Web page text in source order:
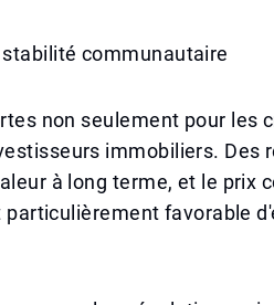
communautaire
non seulement pour les
immobiliers. Des
à long terme, et le prix
favorable